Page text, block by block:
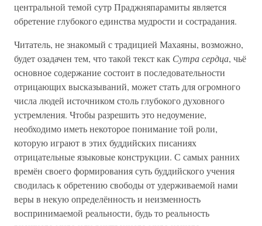
центральной темой сутр Праджняпарамиты является
обретение глубокого единства мудрости и сострадания.
Читатель, не знакомый с традицией Махаяны, возможно,
будет озадачен тем, что такой текст как Сутра сердца, чьё
основное содержание состоит в последовательности
отрицающих высказываний, может стать для огромного
числа людей источником столь глубокого духовного
устремления. Чтобы разрешить это недоумение,
необходимо иметь некоторое понимание той роли,
которую играют в этих буддийских писаниях
отрицательные языковые конструкции. С самых ранних
времён своего формирования суть буддийского учения
сводилась к обретению свободы от удерживаемой нами
веры в некую определённость и неизменность
воспринимаемой реальности, будь то реальность